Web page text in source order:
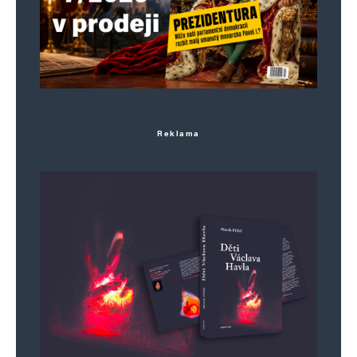
sebe, stane se zhoubnou. Ztrácí vztah k celku,
který jí dává rovnováhu a smysl pro proporce
a souhru, jak moc růst – a takto propuká
rakovina…
Moudrost je rovnováha mezi vaším
chápáním, co je dobré a co je špatné. Pokud
opravdu chápete, co je pro vás dobré, co je
dobré pro vašeho Ducha – to je moudrost.
Reklama